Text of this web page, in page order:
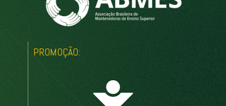
PROMOÇÃO: